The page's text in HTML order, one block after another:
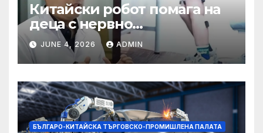
Китайски робот помага на
деца с нервно
разстройство да се
изправят за първи път
JUNE 4, 2026 ADMIN
БЪЛГАРО-КИТАЙСКА ТЪРГОВСКО-ПРОМИШЛЕНА ПАЛАТА